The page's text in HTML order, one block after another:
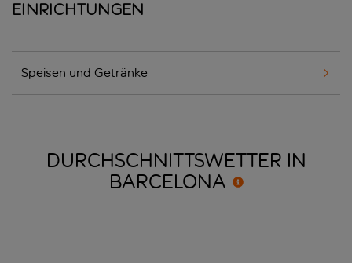
Einrichtungen
Speisen und Getränke
DURCHSCHNITTSWETTER IN
BARCELONA